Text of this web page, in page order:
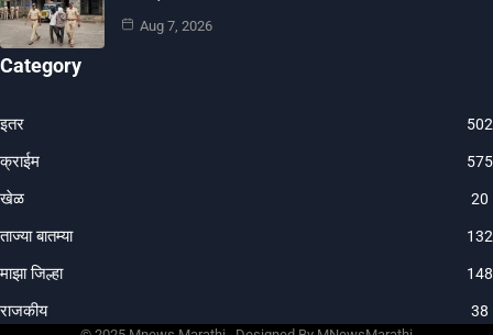
Aug 7, 2026
Category
इतर 502
क्राईम 575
खेळ 20
ताज्या बातम्या 132
माझा जिल्हा
राजकीय 38